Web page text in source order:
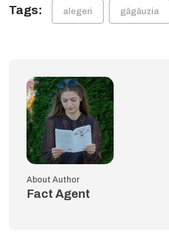
Tags: alegeri găgăuzia
About Author
Fact Agent